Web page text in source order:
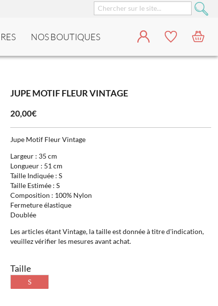
NOS BOUTIQUES
JUPE MOTIF FLEUR VINTAGE
20,00€
Jupe Motif Fleur Vintage
Largeur : 35 cm
Longueur : 51 cm
Taille Indiquée : S
Taille Estimée : S
Composition : 100% Nylon
Fermeture élastique
Doublée
Les articles étant Vintage, la taille est donnée à titre d'indication,
veuillez vérifier les mesures avant achat.
Taille
S